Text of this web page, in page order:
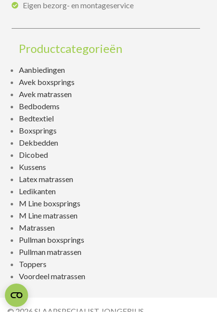
Eigen bezorg- en montageservice
Productcategorieën
Aanbiedingen
Avek boxsprings
Avek matrassen
Bedbodems
Bedtextiel
Boxsprings
Dekbedden
Dicobed
Kussens
Latex matrassen
Ledikanten
M Line boxsprings
M Line matrassen
Matrassen
Pullman boxsprings
Pullman matrassen
Toppers
Voordeel matrassen
© 2026 SLAAPSPECIALIST JONGERIUS